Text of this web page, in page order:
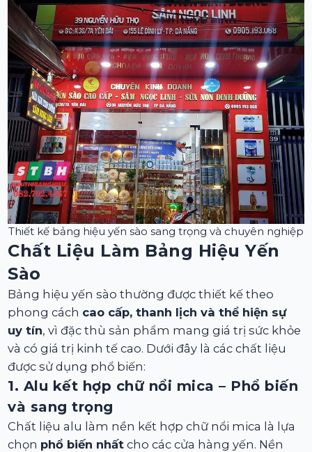
Thiết kế bảng hiệu yến sào sang trọng và chuyên nghiệp
Chất Liệu Làm Bảng Hiệu Yến
Sào
Bảng hiệu yến sào thường được thiết kế theo
phong cách cao cấp, thanh lịch và thể hiện sự
uy tín, vì đặc thù sản phẩm mang giá trị sức khỏe
và có giá trị kinh tế cao. Dưới đây là các chất liệu
được sử dụng phổ biến:
1. Alu kết hợp chữ nổi mica – Phổ biến
và sang trọng
Chất liệu alu làm nền kết hợp chữ nổi mica là lựa
chọn phổ biến nhất cho các cửa hàng yến. Nền